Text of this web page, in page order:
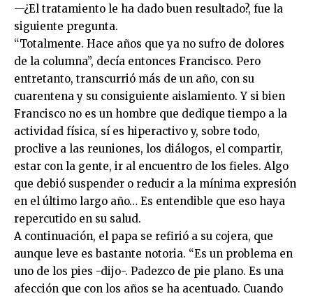
—¿El tratamiento le ha dado buen resultado?, fue la
siguiente pregunta.
“Totalmente. Hace años que ya no sufro de dolores
de la columna”, decía entonces Francisco. Pero
entretanto, transcurrió más de un año, con su
cuarentena y su consiguiente aislamiento. Y si bien
Francisco no es un hombre que dedique tiempo a la
actividad física, sí es hiperactivo y, sobre todo,
proclive a las reuniones, los diálogos, el compartir,
estar con la gente, ir al encuentro de los fieles. Algo
que debió suspender o reducir a la mínima expresión
en el último largo año… Es entendible que eso haya
repercutido en su salud.
A continuación, el papa se refirió a su cojera, que
aunque leve es bastante notoria. “Es un problema en
uno de los pies -dijo-. Padezco de pie plano. Es una
afección que con los años se ha acentuado. Cuando